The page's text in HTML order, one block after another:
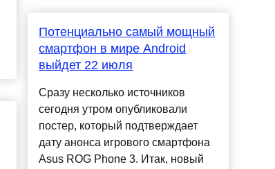
Потенциально самый мощный
смартфон в мире Android
выйдет 22 июля
Сразу несколько источников
сегодня утром опубликовали
постер, который подтверждает
дату анонса игрового смартфона
Asus ROG Phone 3. Итак, новый